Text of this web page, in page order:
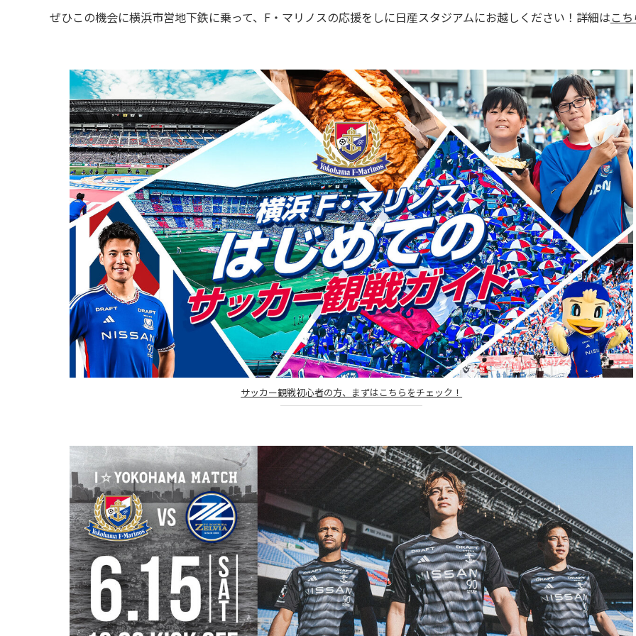
ぜひこの機会に横浜市営地下鉄に乗って、F・マリノスの応援をしに日産スタジアムにお越しください！詳細はこ
サッカー観戦初心者の方、まずはこちらをチェック！